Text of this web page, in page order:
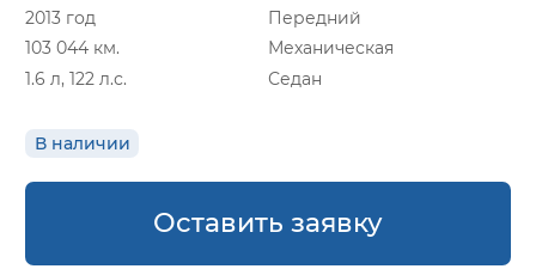
2013 год
Передний
103 044 км.
Механическая
1.6 л, 122 л.с.
Седан
В наличии
Оставить заявку